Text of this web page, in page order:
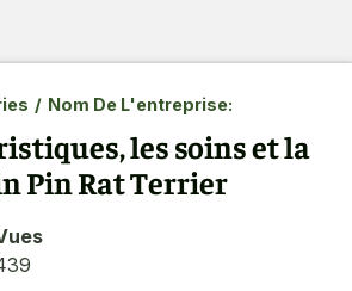
/ Nom De L'entreprise:
les soins et la
Pin Rat Terrier